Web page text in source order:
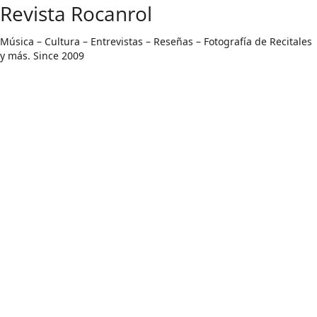
Saltar
al
contenido
Revista Rocanrol
Música – Cultura – Entrevistas – Reseñas – Fotografía de Recitales y más. Since 2009